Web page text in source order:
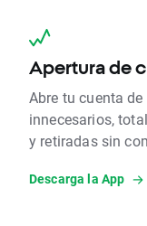
Apertura de
Abre tu cuenta
innecesarios,
y retiradas sin
Descarga la App